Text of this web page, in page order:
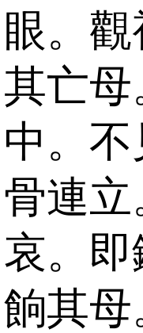
眼。
其亡
中。
骨連
哀。
餉其